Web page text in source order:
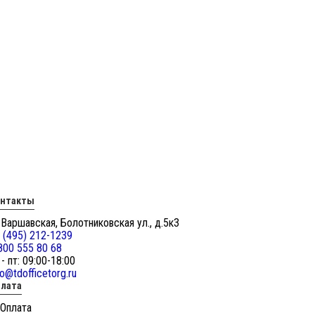
Болотниковская ул., д.5к3
(495) 212-1239
555 80 68
пт: 09:00-18:00